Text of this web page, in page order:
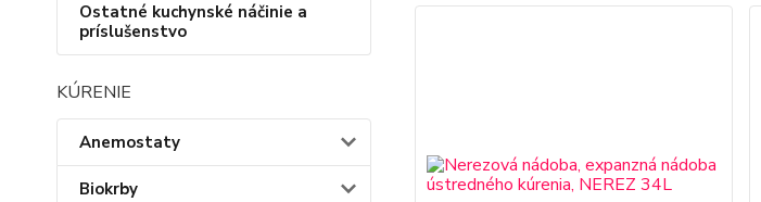
Ostatné kuchynské náčinie a
príslušenstvo
KÚRENIE
Anemostaty
Biokrby